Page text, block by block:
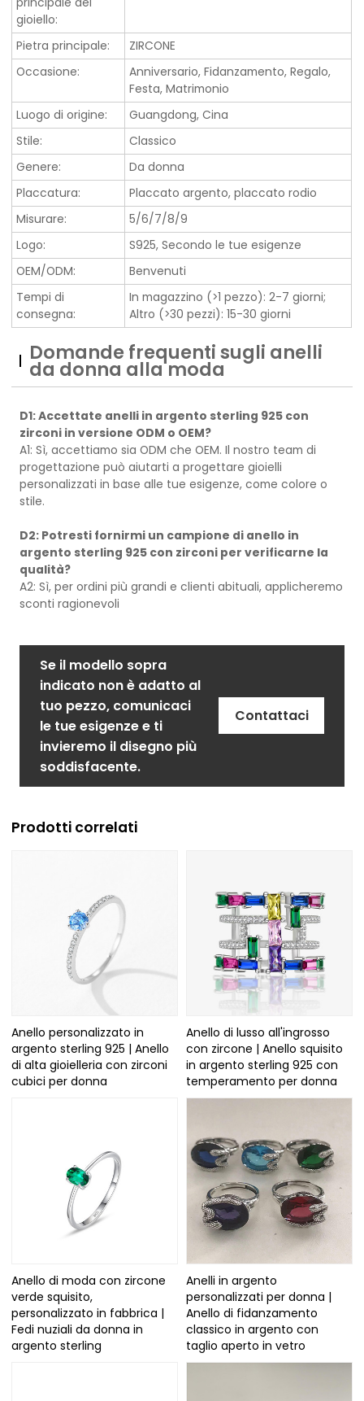
gioiello:
Pietra principale:
ZIRCONE
Occasione:
Anniversario, Fidanzamento, Regalo,
Festa, Matrimonio
Luogo di origine:
Guangdong, Cina
Stile:
Classico
Genere:
Da donna
Placcatura:
Placcato argento, placcato rodio
Misurare:
5/6/7/8/9
Logo:
S925, Secondo le tue esigenze
OEM/ODM:
Benvenuti
Tempi di
consegna:
In magazzino (>1 pezzo): 2-7 giorni;
Altro (>30 pezzi): 15-30 giorni
Domande frequenti sugli anelli
da donna alla moda
D1: Accettate anelli in argento sterling 925 con
zirconi in versione ODM o OEM?
A1: Sì, accettiamo sia ODM che OEM. Il nostro team di
progettazione può aiutarti a progettare gioielli
personalizzati in base alle tue esigenze, come colore o
stile.
D2: Potresti fornirmi un campione di anello in
argento sterling 925 con zirconi per verificarne la
qualità?
A2: Sì, per ordini più grandi e clienti abituali, applicheremo
sconti ragionevoli
Se il modello sopra
indicato non è adatto al
tuo pezzo, comunicaci
le tue esigenze e ti
invieremo il disegno più
soddisfacente.
Contattaci
Prodotti correlati
Anello personalizzato in
argento sterling 925 | Anello
di alta gioielleria con zirconi
cubici per donna
Anello di lusso all'ingrosso
con zircone | Anello squisito
in argento sterling 925 con
temperamento per donna
Anello di moda con zircone
verde squisito,
personalizzato in fabbrica |
Fedi nuziali da donna in
argento sterling
Anelli in argento
personalizzati per donna |
Anello di fidanzamento
classico in argento con
taglio aperto in vetro